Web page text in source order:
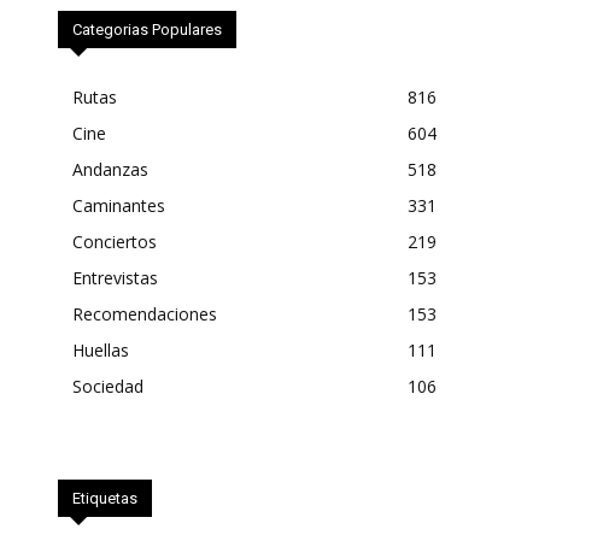
Categorias Populares
Rutas
816
Cine
604
Andanzas
518
Caminantes
331
Conciertos
219
Entrevistas
153
Recomendaciones
153
Huellas
111
Sociedad
106
Etiquetas